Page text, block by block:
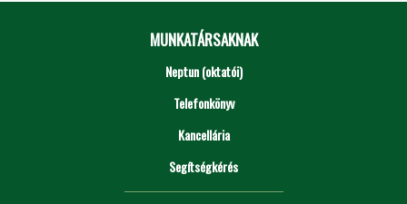
MUNKATÁRSAKNAK
Neptun (oktatói)
Telefonkönyv
Kancellária
Segítségkérés